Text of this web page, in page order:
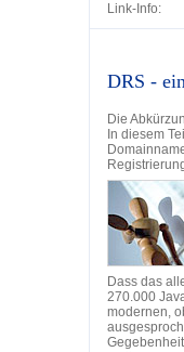
Link-Info:
DRS -
Die
In diesem
Dass das
270.000
modernen,